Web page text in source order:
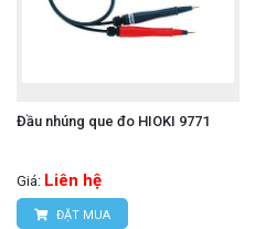
Đầu nhúng que đo HIOKI 9771
Giá: Liên hệ
ĐẶT MUA